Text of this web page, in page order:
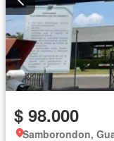
$ 98.000
Samborondon,